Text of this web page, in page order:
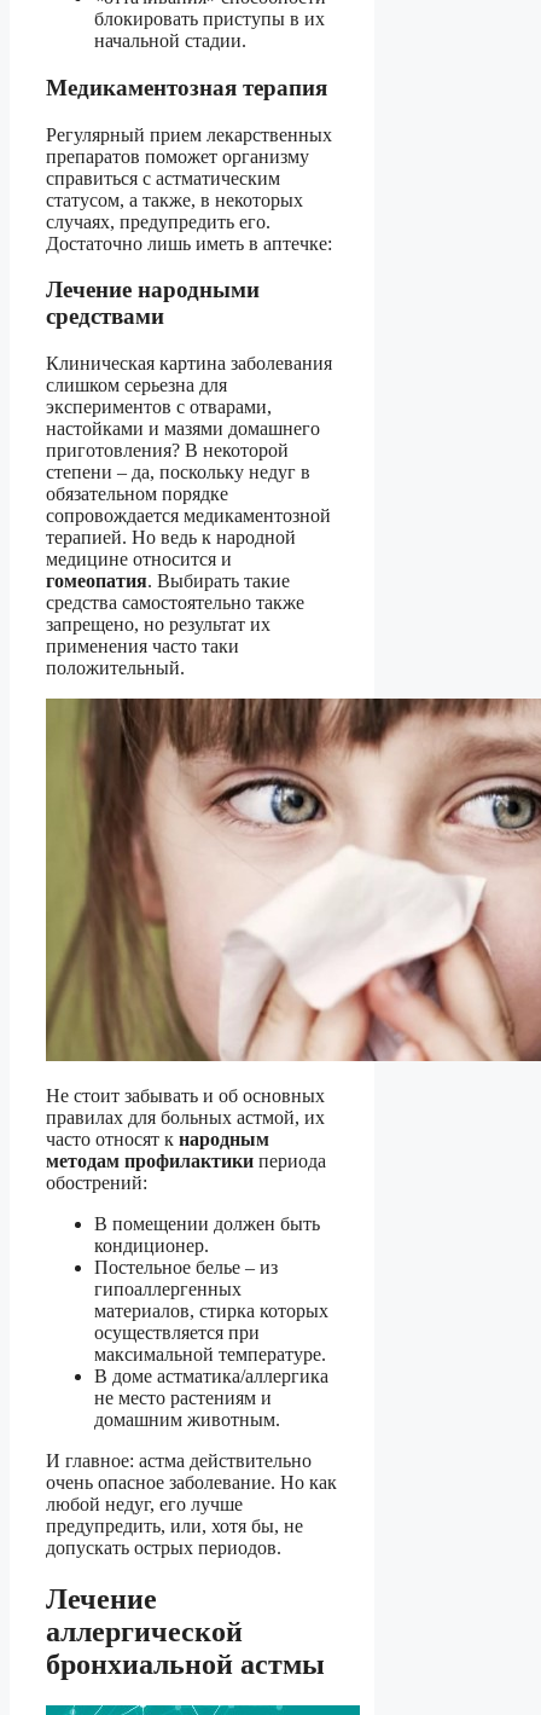
блокировать приступы в их
начальной стадии.
Медикаментозная терапия
Регулярный прием лекарственных
препаратов поможет организму
справиться с астматическим
статусом, а также, в некоторых
случаях, предупредить его.
Достаточно лишь иметь в аптечке:
Лечение народными
средствами
Клиническая картина заболевания
слишком серьезна для
экспериментов с отварами,
настойками и мазями домашнего
приготовления? В некоторой
степени – да, поскольку недуг в
обязательном порядке
сопровождается медикаментозной
терапией. Но ведь к народной
медицине относится и
гомеопатия. Выбирать такие
средства самостоятельно также
запрещено, но результат их
применения часто таки
положительный.
Не стоит забывать и об основных
правилах для больных астмой, их
часто относят к народным
методам профилактики периода
обострений:
В помещении должен быть
кондиционер.
Постельное белье – из
гипоаллергенных
материалов, стирка которых
осуществляется при
максимальной температуре.
В доме астматика/аллергика
не место растениям и
домашним животным.
И главное: астма действительно
очень опасное заболевание. Но как
любой недуг, его лучше
предупредить, или, хотя бы, не
допускать острых периодов.
Лечение
аллергической
бронхиальной астмы